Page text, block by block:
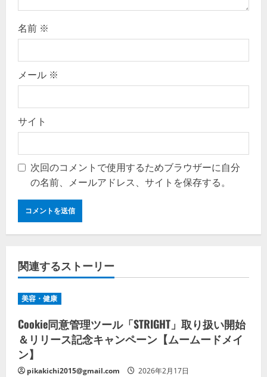
n
名前 ※
メール ※
サイト
次回のコメントで使用するためブラウザーに自分
の名前、メールアドレス、サイトを保存する。
関連するストーリー
美容・健康
Cookie同意管理ツール「STRIGHT」取り扱い開始
＆リリース記念キャンペーン【ムームードメイ
ン】
pikakichi2015@gmail.com 2026年2月17日